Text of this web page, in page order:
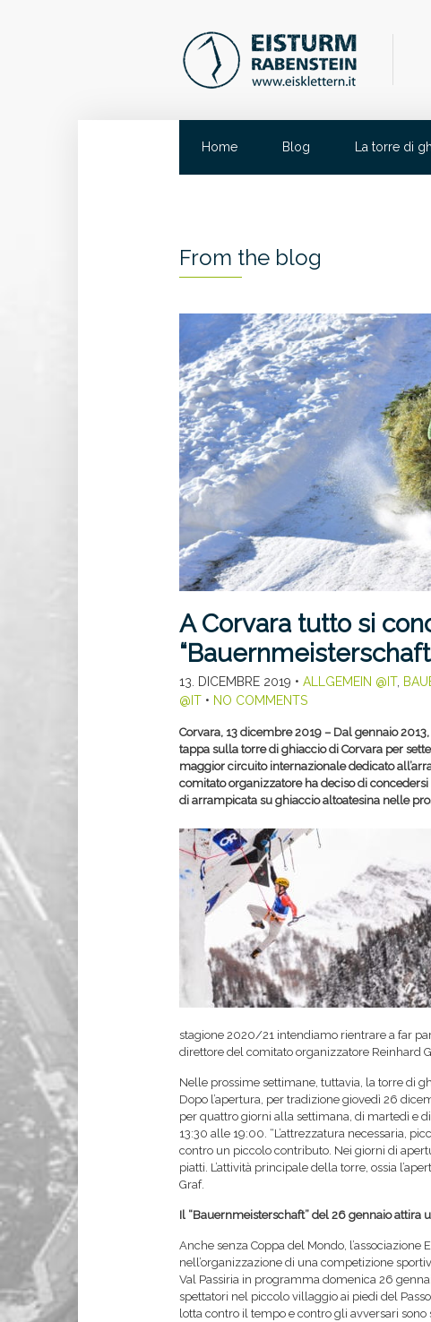
Home Blog La torre di
From the blog
A Corvara tutto si
13. DICEMBRE 2019 • ALLGEMEIN @IT,
@IT• NO COMMENTS
Corvara, 13 dicembre 2019 – Dal gennaio
tappa sulla torre di ghiaccio di Corvara per
maggior circuito internazionale dedicato
comitato organizzatore ha deciso di
di arrampicata su ghiaccio altoatesina nelle
stagione 2020/21 intendiamo rientrare a far
direttore del comitato organizzatore Reinhard
Nelle prossime settimane, tuttavia, la torre di
Dopo l’apertura, per tradizione giovedì 26
per quattro giorni alla settimana, di martedì e
13:30 alle 19:00. “L’attrezzatura necessaria,
contro un piccolo contributo. Nei giorni di
piatti. L’attività principale della torre, ossia
Graf.
Il “Bauernmeisterschaft” del 26 gennaio attira
Anche senza Coppa del Mondo,
nell’organizzazione di una competizione
Val Passiria in programma domenica 26
spettatori nel piccolo villaggio ai piedi del
lotta contro il tempo e contro gli avversari